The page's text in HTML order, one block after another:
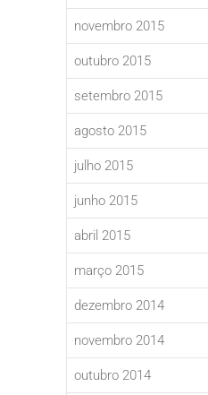
novembro 2015
outubro 2015
setembro 2015
agosto 2015
julho 2015
junho 2015
abril 2015
março 2015
dezembro 2014
novembro 2014
outubro 2014